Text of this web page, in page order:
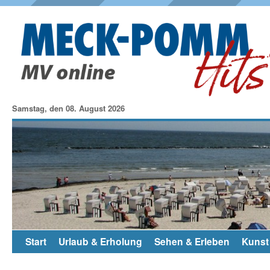
Samstag, den 08. August 2026
Start Urlaub & Erholung Sehen & Erleben